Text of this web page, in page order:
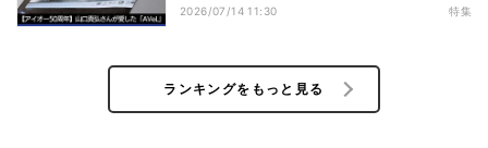
2026/07/14 11:30 特集
ランキングをもっと見る